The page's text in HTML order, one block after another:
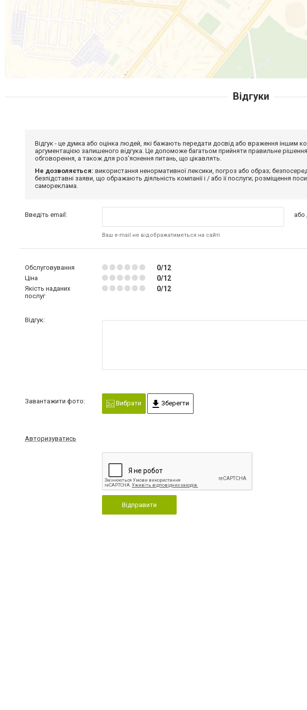
Відгуки
Відгук - це думка або оцінка людей, які бажають передати досвід або враження іншим
аргументацією залишеного відгука. Це допоможе багатьом прийняти правильне
обговорення, а також для роз'яснення питань, що цікавлять.
Не дозволяється: використання ненормативної лексики, погроз або образ;
безпідставні заяви, що ображають діяльність компанії і / або її послуги; розміщення
самореклама.
Введіть email:
Ваш e-mail не відображатиметься на сайті
або
Обслуговування 0/12
Ціна 0/12
Якість наданих
послуг
0/12
Відгук:
Завантажити фото: Вибрати Зберегти
Авторизуватись
Відправити